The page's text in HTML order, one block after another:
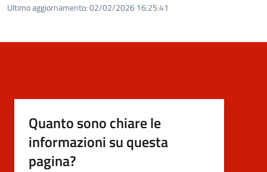
Ultimo aggiornamento:02/02/2026 16:25.41
Quanto sono chiare le
informazioni su questa
pagina?